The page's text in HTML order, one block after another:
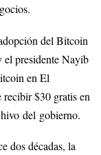
del Bitcoin
el presidente Nayib
en El
recibir $30 gratis en
del gobierno.
dos décadas, la